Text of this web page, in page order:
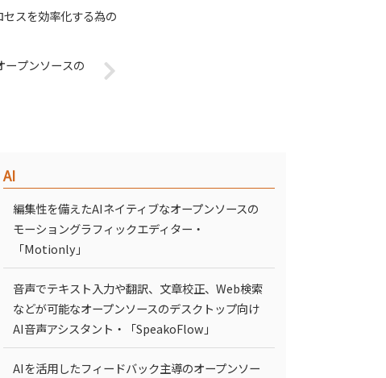
スを効率化する為の
プンソースの
AI
編集性を備えたAIネイティブなオープンソースの
モーショングラフィックエディター・
「Motionly」
音声でテキスト入力や翻訳、文章校正、Web検索
などが可能なオープンソースのデスクトップ向け
AI音声アシスタント・「SpeakoFlow」
AIを活用したフィードバック主導のオープンソー